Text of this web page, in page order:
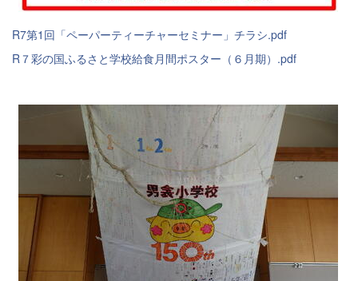
R7第1回「ペーパーティーチャーセミナー」チラシ.pdf
R７彩の国ふるさと学校給食月間ポスター（６月期）.pdf